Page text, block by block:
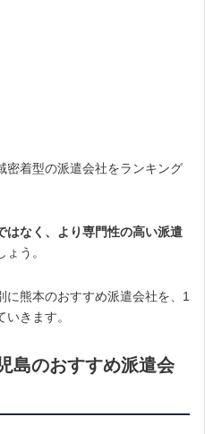
密着型の派遣会社をランキング
はなく、より専門性の高い派遣
う。
熊本のおすすめ派遣会社を、1
きます。
島のおすすめ派遣会